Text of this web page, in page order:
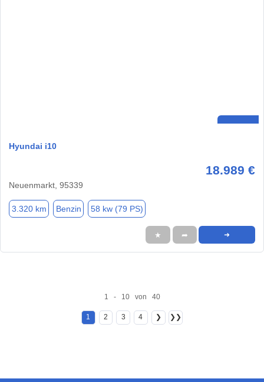
Hyundai i10
18.989 €
Neuenmarkt, 95339
3.320 km Benzin 58 kw (79 PS)
★ ➦ ➜
1 - 10 von 40
1 2 3 4 ❯ ❯❯